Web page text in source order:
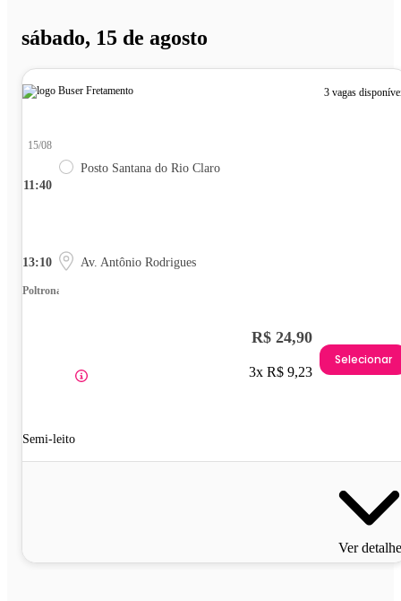
sábado, 15 de agosto
3 vagas
11:40
15/08
Posto Santana do Rio Claro
13:10 Av. Antônio Rodrigues
Poltrona
Semi-leito
R$ 24,90
3x R$ 9,23
Selecionar
Ver